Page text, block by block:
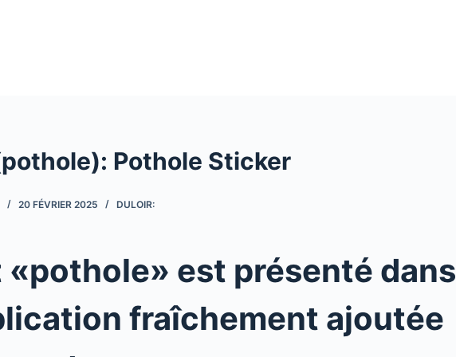
Pothole Sticker
20 FÉVRIER 2025 DULOIR:
«pothole» est présenté dans
fraîchement ajoutée